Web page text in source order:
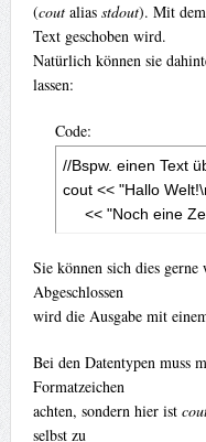
(coutalias stdout). Mit
Text geschoben wird.
Natürlich können sie
lassen:
Code:
//Bspw. einen Text
cout << "Hallo
<< "Noch eine
Sie können sich dies
Abgeschlossen
wird die Ausgabe mit
Bei den Datentypen muss
Formatzeichen
achten, sondern hier ist
selbst zu